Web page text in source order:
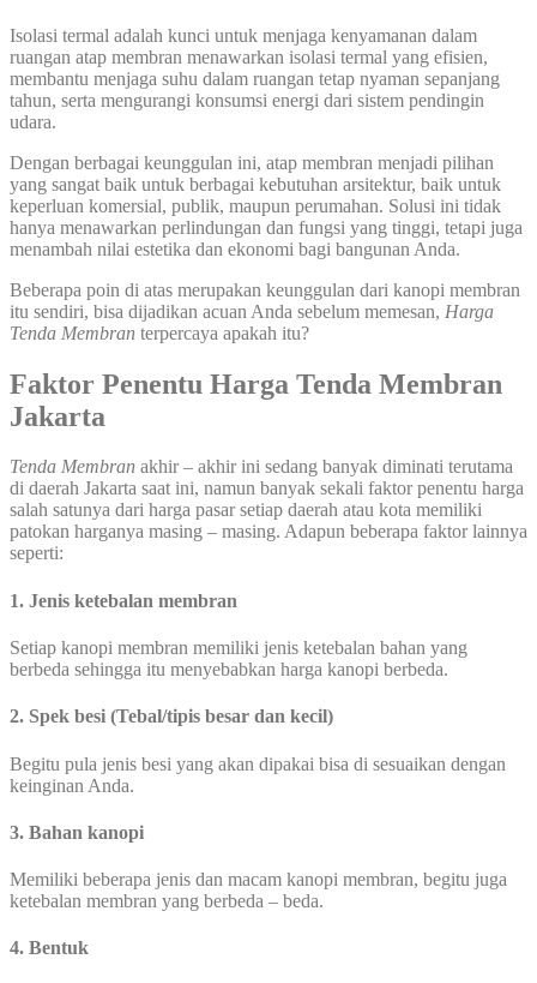
Isolasi termal adalah kunci untuk menjaga kenyamanan dalam
ruangan atap membran menawarkan isolasi termal yang efisien,
membantu menjaga suhu dalam ruangan tetap nyaman sepanjang
tahun, serta mengurangi konsumsi energi dari sistem pendingin
udara.
Dengan berbagai keunggulan ini, atap membran menjadi pilihan
yang sangat baik untuk berbagai kebutuhan arsitektur, baik untuk
keperluan komersial, publik, maupun perumahan. Solusi ini tidak
hanya menawarkan perlindungan dan fungsi yang tinggi, tetapi juga
menambah nilai estetika dan ekonomi bagi bangunan Anda.
Beberapa poin di atas merupakan keunggulan dari kanopi membran
itu sendiri, bisa dijadikan acuan Anda sebelum memesan, Harga
Tenda Membran terpercaya apakah itu?
Faktor Penentu Harga Tenda Membran
Jakarta
Tenda Membran akhir – akhir ini sedang banyak diminati terutama
di daerah Jakarta saat ini, namun banyak sekali faktor penentu harga
salah satunya dari harga pasar setiap daerah atau kota memiliki
patokan harganya masing – masing. Adapun beberapa faktor lainnya
seperti:
1. Jenis ketebalan membran
Setiap kanopi membran memiliki jenis ketebalan bahan yang
berbeda sehingga itu menyebabkan harga kanopi berbeda.
2. Spek besi (Tebal/tipis besar dan kecil)
Begitu pula jenis besi yang akan dipakai bisa di sesuaikan dengan
keinginan Anda.
3. Bahan kanopi
Memiliki beberapa jenis dan macam kanopi membran, begitu juga
ketebalan membran yang berbeda – beda.
4. Bentuk